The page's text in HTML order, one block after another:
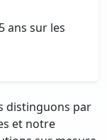
ans sur les
distinguons par
et notre